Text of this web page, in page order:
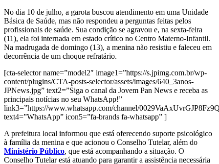
No dia 10 de julho, a garota buscou atendimento em uma Unidade
Básica de Saúde, mas não respondeu a perguntas feitas pelos
profissionais de saúde. Sua condição se agravou e, na sexta-feira
(11), ela foi internada em estado crítico no Centro Materno-Infantil.
Na madrugada de domingo (13), a menina não resistiu e faleceu em
decorrência de um choque refratário.
[cta-selector name=”model2″ image1=”https://s.jpimg.com.br/wp-
content/plugins/CTA-posts-selector/assets/images/640_3anos-
JPNews.jpg” text2=”Siga o canal da Jovem Pan News e receba as
principais notícias no seu WhatsApp!”
link3=”https://www.whatsapp.com/channel/
text4=”WhatsApp” icon5=”fa-brands fa-whatsapp” ]
A prefeitura local informou que está oferecendo suporte psicológico
à família da menina e que acionou o Conselho Tutelar, além do
Ministério Público, que está acompanhando a situação. O
Conselho Tutelar está atuando para garantir a assistência necessária